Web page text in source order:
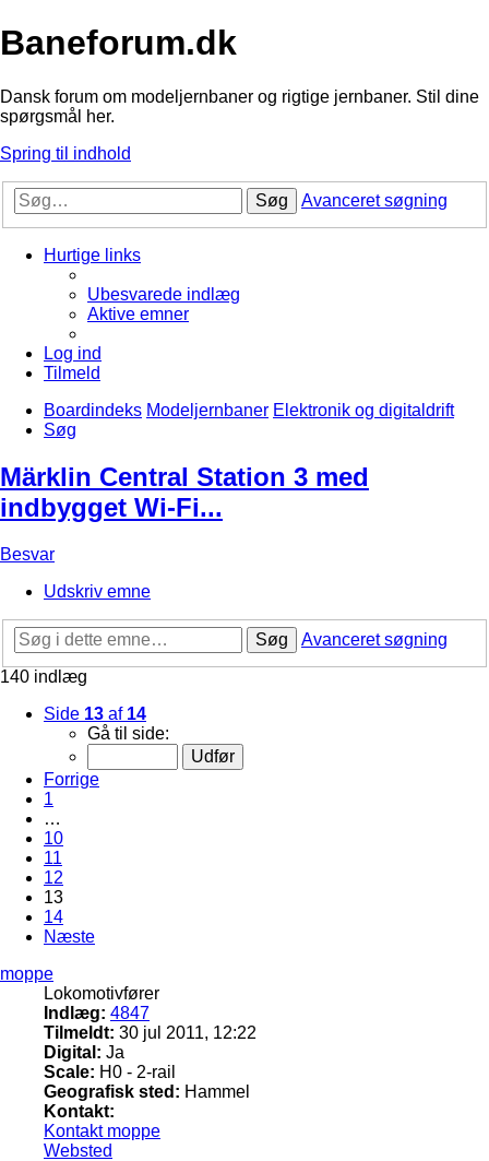
Baneforum.dk
Dansk forum om modeljernbaner og rigtige jernbaner. Stil dine
spørgsmål her.
Spring til indhold
Søg Avanceret søgning
Hurtige links
Ubesvarede indlæg
Aktive emner
Log ind
Tilmeld
Boardindeks Modeljernbaner Elektronik og digitaldrift
Søg
Märklin Central Station 3 med
indbygget Wi-Fi...
Besvar
Udskriv emne
Søg
Avanceret søgning
140 indlæg
Side 13 af 14
Gå til side:
Forrige
1
…
10
11
12
13
14
Næste
moppe
Lokomotivfører
Indlæg: 4847
Tilmeldt: 30 jul 2011, 12:22
Digital: Ja
Scale: H0 - 2-rail
Geografisk sted: Hammel
Kontakt:
Kontakt moppe
Websted